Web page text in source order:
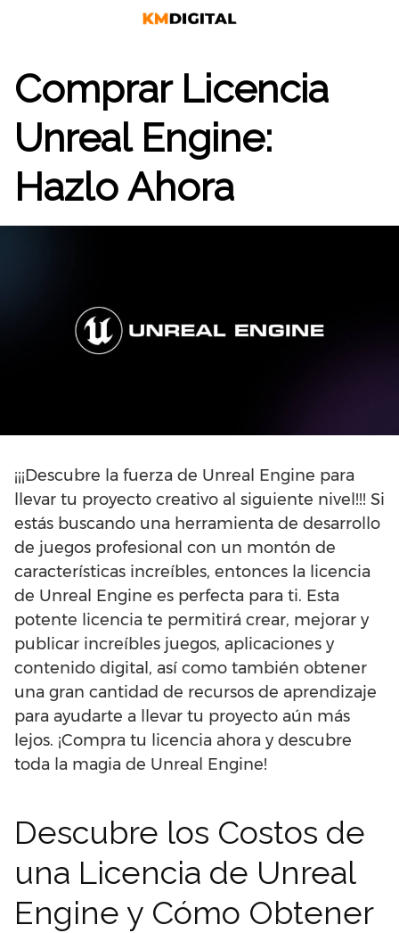
Comprar Licencia
Unreal Engine:
Hazlo Ahora
¡¡¡Descubre la fuerza de Unreal Engine para
llevar tu proyecto creativo al siguiente nivel!!! Si
estás buscando una herramienta de desarrollo
de juegos profesional con un montón de
características increíbles, entonces la licencia
de Unreal Engine es perfecta para ti. Esta
potente licencia te permitirá crear, mejorar y
publicar increíbles juegos, aplicaciones y
contenido digital, así como también obtener
una gran cantidad de recursos de aprendizaje
para ayudarte a llevar tu proyecto aún más
lejos. ¡Compra tu licencia ahora y descubre
toda la magia de Unreal Engine!
Descubre los Costos de
una Licencia de Unreal
Engine y Cómo Obtener